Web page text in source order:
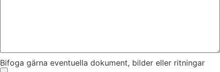
Bifoga gärna eventuella dokument, bilder eller ritningar